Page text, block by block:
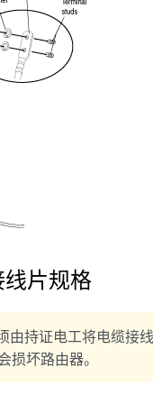
片规格
由持证电工将电缆接
损坏路由器。